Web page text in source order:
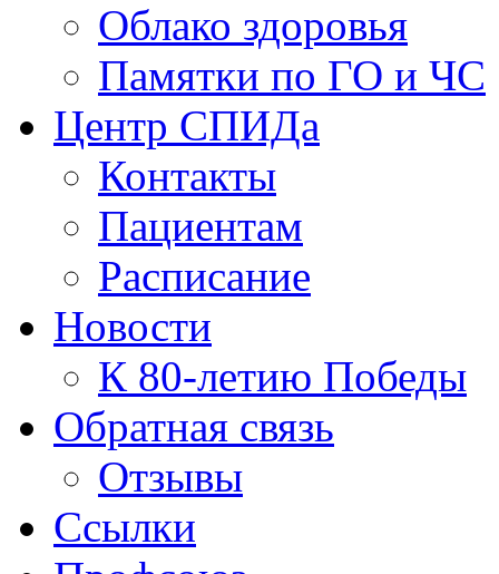
Облако здоровья
Памятки по ГО и ЧС
Центр СПИДа
Контакты
Пациентам
Расписание
Новости
К 80-летию Победы
Обратная связь
Отзывы
Ссылки